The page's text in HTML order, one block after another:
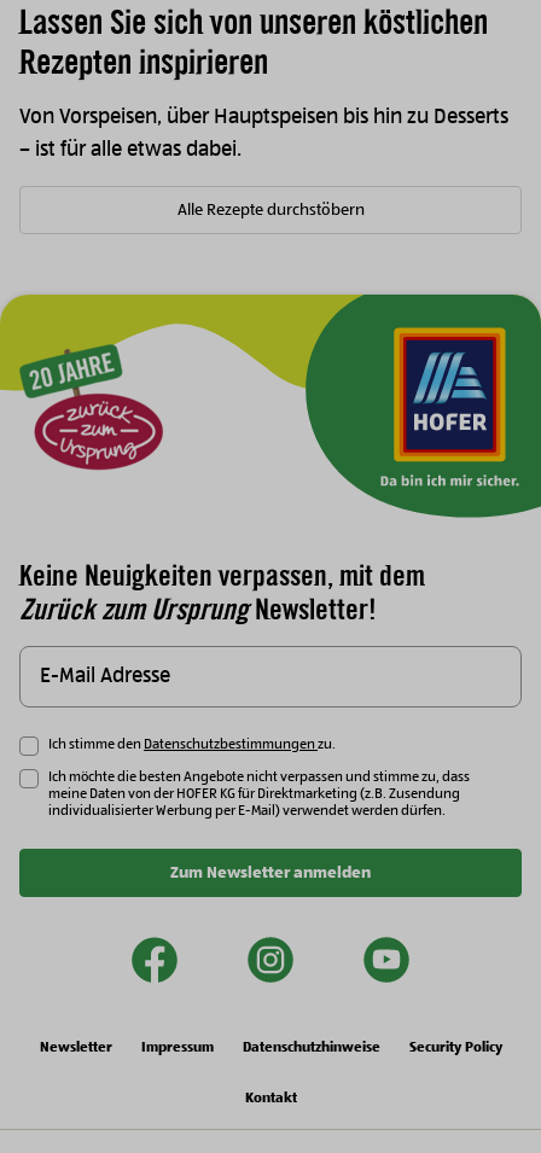
Lassen Sie sich von unseren köstlichen
Rezepten inspirieren
Von Vorspeisen, über Hauptspeisen bis hin zu Desserts
– ist für alle etwas dabei.
Alle Rezepte durchstöbern
Zur Hauptnavigation
Keine Neuigkeiten verpassen, mit dem
Zurück zum UrsprungNewsletter!
Ich stimme den Datenschutzbestimmungenzu.
Ich möchte die besten Angebote nicht verpassen und stimme zu, dass
meine Daten von der HOFER KG für Direktmarketing (z.B. Zusendung
individualisierter Werbung per E-Mail) verwendet werden dürfen.
Zum Newsletter anmelden
facebookinstagram
Newsletter Impressum Datenschutzhinweise Security Policy
Kontakt